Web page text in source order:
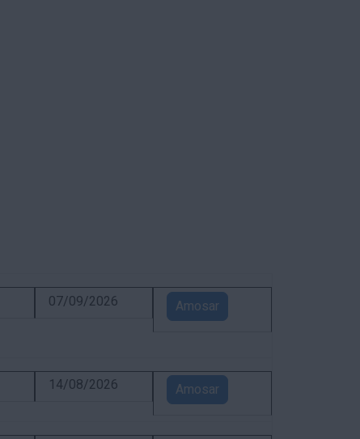
07/09/2026 Amosar
14/08/2026 Amosar